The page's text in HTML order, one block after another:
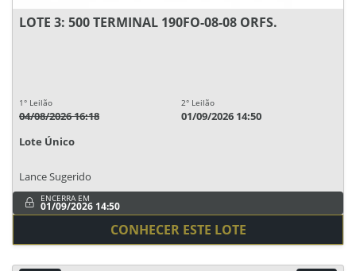
LOTE 3: 500 TERMINAL 190FO-08-08 ORFS.
1° Leilão
04/08/2026 16:18
2° Leilão
01/09/2026 14:50
Lote Único
Lance Sugerido
ENCERRA EM
01/09/2026 14:50
CONHECER ESTE LOTE